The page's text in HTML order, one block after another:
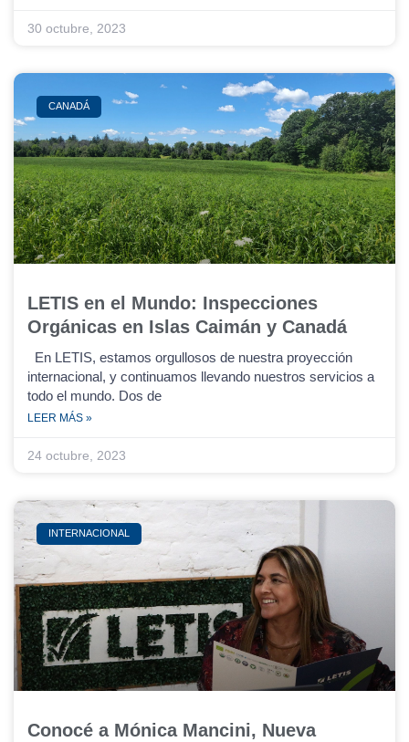
30 octubre, 2023
CANADÁ
LETIS en el Mundo: Inspecciones
Orgánicas en Islas Caimán y Canadá
En LETIS, estamos orgullosos de nuestra proyección
internacional, y continuamos llevando nuestros servicios a
todo el mundo. Dos de
LEER MÁS »
24 octubre, 2023
INTERNACIONAL
Conocé a Mónica Mancini, Nueva